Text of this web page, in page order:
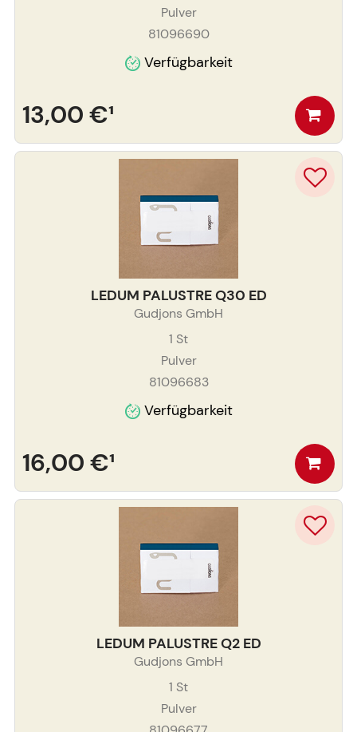
Pulver
81096690
Verfügbarkeit
13,00 €¹
LEDUM PALUSTRE Q30 ED
Gudjons GmbH
1 St
Pulver
81096683
Verfügbarkeit
16,00 €¹
LEDUM PALUSTRE Q2 ED
Gudjons GmbH
1 St
Pulver